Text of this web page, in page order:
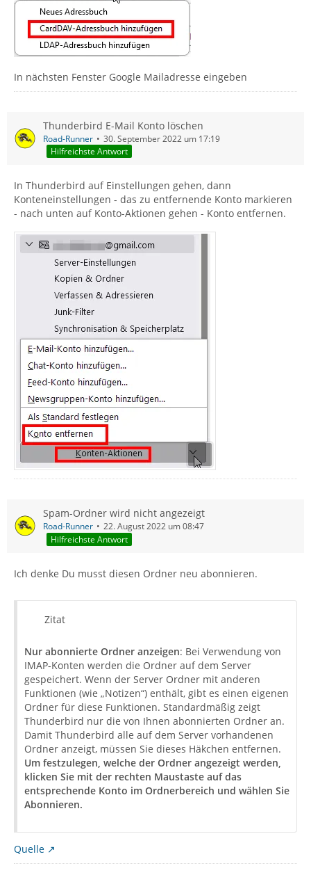
In nächsten Fenster Google Mailadresse eingeben
Thunderbird E-Mail Konto löschen
Road-Runner
30. September 2022 um 17:19
Hilfreichste Antwort
In Thunderbird auf Einstellungen gehen, dann
Konteneinstellungen - das zu entfernende Konto markieren
- nach unten auf Konto-Aktionen gehen - Konto entfernen.
Spam-Ordner wird nicht angezeigt
Road-Runner
22. August 2022 um 08:47
Hilfreichste Antwort
Ich denke Du musst diesen Ordner neu abonnieren.
Zitat
Nur abonnierte Ordner anzeigen: Bei Verwendung von
IMAP-Konten werden die Ordner auf dem Server
gespeichert. Wenn der Server Ordner mit anderen
Funktionen (wie „Notizen“) enthält, gibt es einen eigenen
Ordner für diese Funktionen. Standardmäßig zeigt
Thunderbird nur die von Ihnen abonnierten Ordner an.
Damit Thunderbird alle auf dem Server vorhandenen
Ordner anzeigt, müssen Sie dieses Häkchen entfernen.
Um festzulegen, welche der Ordner angezeigt werden,
klicken Sie mit der rechten Maustaste auf das
entsprechende Konto im Ordnerbereich und wählen Sie
Abonnieren.
Quelle